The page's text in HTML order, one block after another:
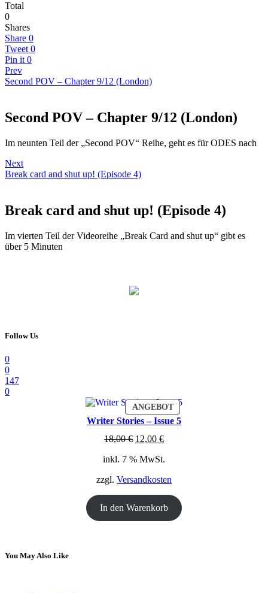
Total
0
Shares
Share 0
Tweet 0
Pin it 0
Prev
Second POV – Chapter 9/12 (London)
Second POV – Chapter 9/12 (London)
Im neunten Teil der „Second POV“ Reihe, geht es für ODES nach
Next
Break card and shut up! (Episode 4)
Break card and shut up! (Episode 4)
Im vierten Teil der Videoreihe „Break Card and shut up“ gibt es
über 5 Minuten
Follow Us
0
0
147
0
ANGEBOTPRODUKT
IM
ANGEBOT
Writer Stories – Issue 5
18,00€ Ursprünglicher
war:
12,00 €Aktueller
ist:
inkl. 7 % MwSt.
zzgl. Versandkosten
In den Warenkorb
You May Also Like